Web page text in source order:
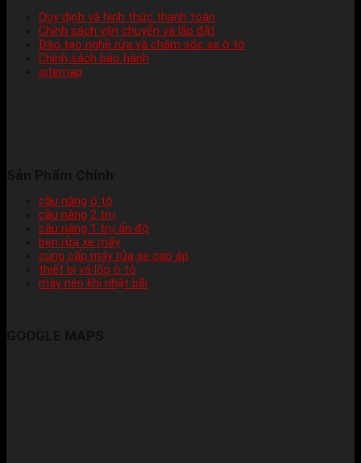
Quy định và hình thức thanh toán
Chính sách vận chuyển và lắp đặt
Đào tạo nghề rửa và chăm sóc xe ô tô
Chính sách bảo hành
sitemap
cầu nâng ô tô
cầu nâng 2 trụ
cầu nâng 1 trụ ấn độ
ben rửa xe máy
cung cấp máy rửa xe cao áp
thiết bị vá lốp ô tô
máy nén khí nhật bãi